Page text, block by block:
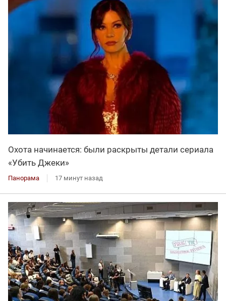
Охота начинается: были раскрыты детали сериала
«Убить Джеки»
Панорама 17 минут назад